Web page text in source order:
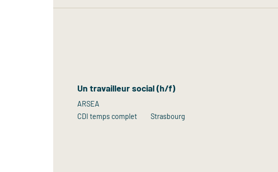
Un travailleur social (h/f)
ARSEA
CDI temps complet
Strasbourg